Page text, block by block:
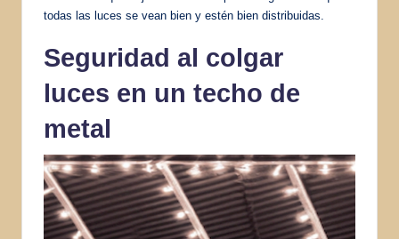
todas las luces se vean bien y estén bien distribuidas.
Seguridad al colgar
luces en un techo de
metal